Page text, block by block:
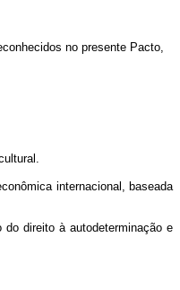
no presente Pacto,
internacional, baseada
direito à autodeterminação e